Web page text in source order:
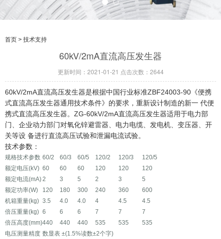
首页 > 技术支持
60kV/2mA直流高压发生器
更新时间：2021-01-21 点击次数：2644
60kV/2mA直流高压发生器是根据中国行业标准ZBF24003-90《便携
式直流高压发生器通用技术条件》的要求，重新设计制造的新一 代便
携式直流高压发生器。ZG-60kV/2mA直流高压发生器适用于电力部
门、企业动力部门对氧化锌避雷器、电力电缆、发电机、变压器、开
关等设 备进行直流高压试验和泄漏电流试验。
技术参数：
规格技术参数 60/2 60/3 60/5 120/2 120/3
120/5
额定电压(kV) 60 60 60 120 120
120
额定电流(mA)2 3 5 2 3
5
额定功率(W)
120 180 300 240 360
600
机箱重量(kg) 3.5 4.0 4.0 4 4.5
4.5
倍压重量(kg) 6 6 6 7 7
7
倍压高度(mm)440 440 440 535 535
535
电压测量精度 数显表 ±(1.5%读数±2个字)